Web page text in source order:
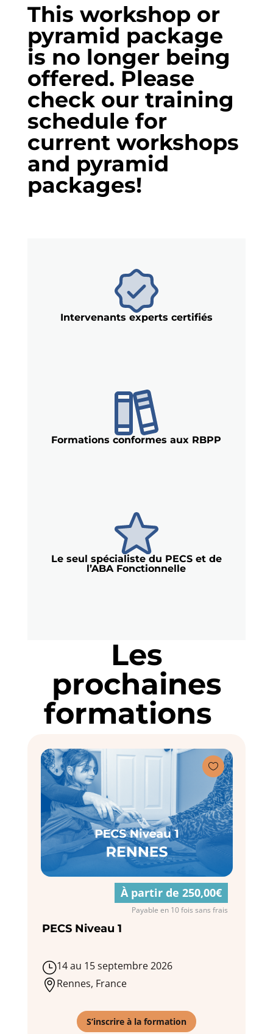
This workshop or
pyramid package
is no longer being
offered. Please
check our training
schedule for
current workshops
and pyramid
packages!
Intervenants experts certifiés
Formations conformes aux RBPP
Le seul spécialiste du PECS et de
l’ABA Fonctionnelle
Les
prochaines
formations

À partir de 250,00€
Payable en 10 fois sans frais
PECS Niveau 1
}14 au 15 septembre 2026
Rennes, France
S’inscrire à la formation